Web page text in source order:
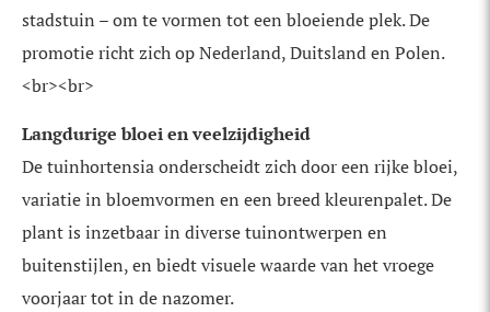
stadstuin – om te vormen tot een bloeiende plek. De
promotie richt zich op Nederland, Duitsland en Polen.
<br><br>
Langdurige bloei en veelzijdigheid
De tuinhortensia onderscheidt zich door een rijke bloei,
variatie in bloemvormen en een breed kleurenpalet. De
plant is inzetbaar in diverse tuinontwerpen en
buitenstijlen, en biedt visuele waarde van het vroege
voorjaar tot in de nazomer.